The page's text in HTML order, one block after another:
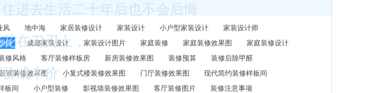
进去生活二十年后也不会后悔
在刀刃上，
成本价，
风 地中海 家居装修设计 家装设计 小户型家装设计
家装设计师
念 成都家装设计 家装设计图片 家庭装修 家庭装修效果图
家庭装修设计
修风格 客厅装修样板房 新房装修效果图 装修预算
装修后除甲醛
室装修效果图 小复式楼装修效果图 门厅装修效果图
现代简约装修样板间
板间 小户型装修 影视墙装修效果图 客厅装修图片
装修注意事项